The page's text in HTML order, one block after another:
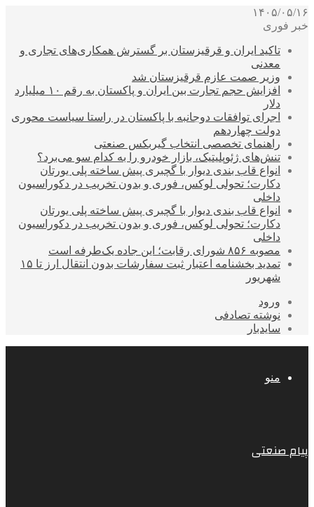
۱۴۰۵/۰۵/۱۶
خبر فوری
تاکید ایران و قرقیزستان بر گسترش همکاری‌های تجاری و
معدنی
وزیر صمت عازم قرقیزستان شد
افزایش حجم تجارت بین ایران و پاکستان به رقم ۱۰ میلیارد
دلار
اجرای توافقات دوجانبه با پاکستان در راستا سیاست محوری
دولت چهاردهم
راهنمای تخصصی انتخاب گیربکس صنعتی
تنش‌های ژئوپلیتیک، بازار خودرو را به کدام سو می‌برد؟
انواع قاب بندی دیوار با گچبری پیش ساخته پلی یورتان
دکارت؛ تحولی لوکس، فوری و بدون تخریب در دکوراسیون
داخلی
انواع قاب بندی دیوار با گچبری پیش ساخته پلی یورتان
دکارت؛ تحولی لوکس، فوری و بدون تخریب در دکوراسیون
داخلی
مصوبه ۸۵۶ شورای رقابت؛ این جاده یک‌طرفه است
تمدید بخشنامه اعتبار ثبت سفارشات بدون انتقال ارز تا ۱۵
شهریور
ورود
نوشته تصادفی
سایدبار
منو
پیام صنعتی